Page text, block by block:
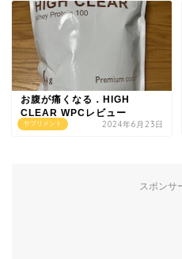
サプリメント
お腹が痛くなる．HIGH
CLEAR WPCレビュー
2024年6月23日
スポンサ